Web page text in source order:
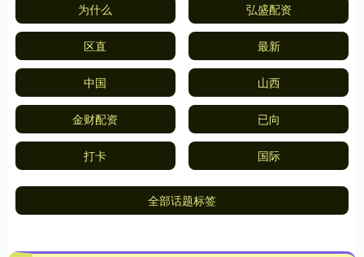
为什么 弘盛配资
区直 最新
中国 山西
金财配资 已向
打卡 国际
全部话题标签